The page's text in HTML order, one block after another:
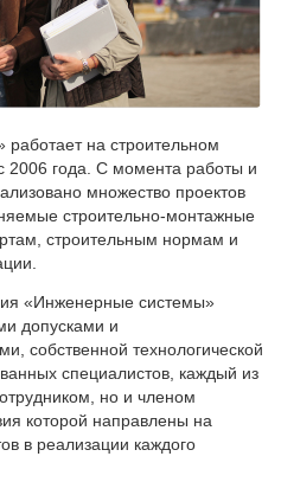
на строительном
2006 года. С момента работы и
множество проектов
строительно-монтажные
строительным нормам и
«Инженерные системы»
допусками и
собственной технологической
специалистов, каждый из
но и членом
которой направлены на
в реализации каждого